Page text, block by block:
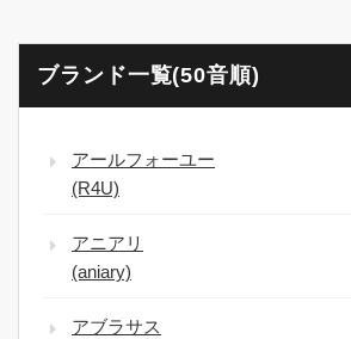
ブランド一覧(50音順)
アールフォーユー
(R4U)
アニアリ
(aniary)
アブラサス